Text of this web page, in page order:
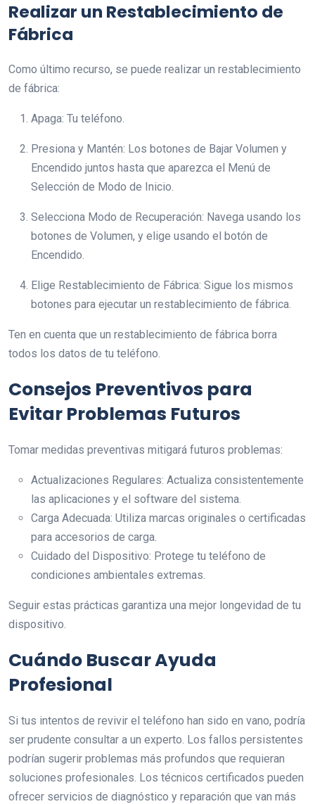
Realizar un Restablecimiento de
Fábrica
Como último recurso, se puede realizar un restablecimiento
de fábrica:
Apaga: Tu teléfono.
Presiona y Mantén: Los botones de Bajar Volumen y
Encendido juntos hasta que aparezca el Menú de
Selección de Modo de Inicio.
Selecciona Modo de Recuperación: Navega usando los
botones de Volumen, y elige usando el botón de
Encendido.
Elige Restablecimiento de Fábrica: Sigue los mismos
botones para ejecutar un restablecimiento de fábrica.
Ten en cuenta que un restablecimiento de fábrica borra
todos los datos de tu teléfono.
Consejos Preventivos para
Evitar Problemas Futuros
Tomar medidas preventivas mitigará futuros problemas:
Actualizaciones Regulares: Actualiza consistentemente
las aplicaciones y el software del sistema.
Carga Adecuada: Utiliza marcas originales o certificadas
para accesorios de carga.
Cuidado del Dispositivo: Protege tu teléfono de
condiciones ambientales extremas.
Seguir estas prácticas garantiza una mejor longevidad de tu
dispositivo.
Cuándo Buscar Ayuda
Profesional
Si tus intentos de revivir el teléfono han sido en vano, podría
ser prudente consultar a un experto. Los fallos persistentes
podrían sugerir problemas más profundos que requieran
soluciones profesionales. Los técnicos certificados pueden
ofrecer servicios de diagnóstico y reparación que van más